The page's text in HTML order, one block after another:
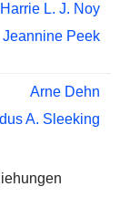
Harrie L. J. Noy
Jeannine Peek
Arne Dehn
A. Sleeking